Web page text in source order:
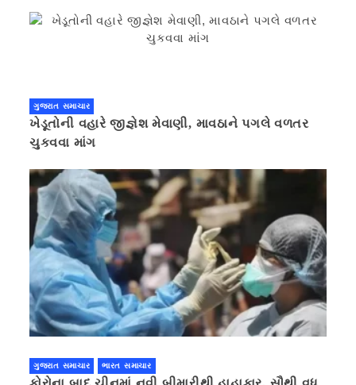
ગુજરાત સમાચાર
ખેડૂતોની વહારે જીજ્ઞેશ મેવાણી, માવઠાને પગલે વળતર
ચુકવવા માંગ
ગુજરાત સમાચાર ભારત સમાચાર